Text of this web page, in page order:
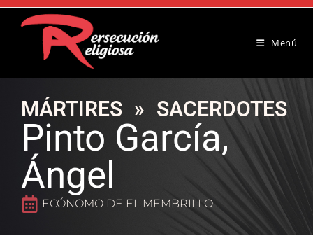
Menú
MÁRTIRES » SACERDOTES
Pinto García,
Ángel
ECÓNOMO DE EL MEMBRILLO